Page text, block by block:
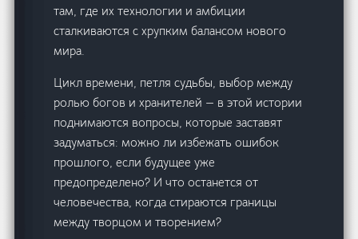
там, где их технологии и амбиции
сталкиваются с хрупким балансом нового
мира.
Цикл времени, петля судьбы, выбор между
ролью богов и хранителей — в этой истории
поднимаются вопросы, которые заставят
задуматься: можно ли избежать ошибок
прошлого, если будущее уже
предопределено? И что останется от
человечества, когда стираются границы
между творцом и творением?